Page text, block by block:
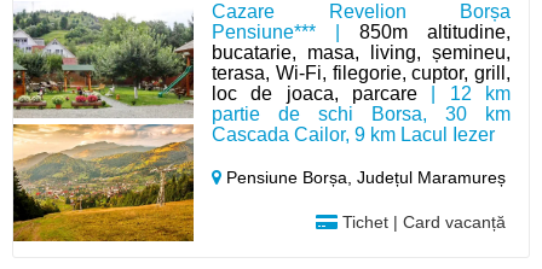
Cazare Revelion Borșa
Pensiune*** |850m altitudine,
bucatarie, masa, living, șemineu,
terasa, Wi-Fi, filegorie, cuptor, grill,
loc de joaca, parcare | 12 km
partie de schi Borsa, 30 km
Cascada Cailor, 9 km Lacul Iezer
Pensiune Borșa,Județul Maramureș
Tichet | Card vacanță